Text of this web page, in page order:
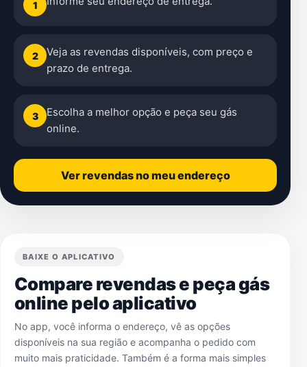
1
2
Veja as revendas disponíveis, com preço e
prazo de entrega.
3
Escolha a melhor opção e peça seu gás
online.
Ver revendas no meu endereço
BAIXE O APLICATIVO
Compare revendas e peça gás
online pelo aplicativo
No app, você informa o endereço, vê as opções
disponíveis na sua região e acompanha o pedido com
muito mais praticidade. Também é a forma mais simples